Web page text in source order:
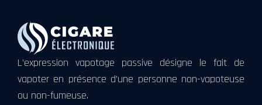
L’expression vapotage passive désigne le fait de
vapoter en présence d’une personne non-vapoteuse
ou non-fumeuse.